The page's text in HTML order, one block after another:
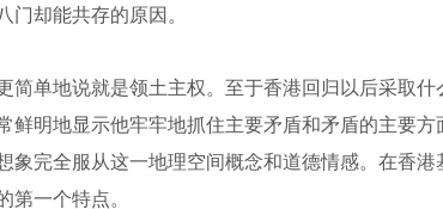
却能共存的原因。
简单地说就是领土主权。至于香港回归以后采取
明地显示他牢牢地抓住主要矛盾和矛盾的主要方
完全服从这一地理空间概念和道德情感。在香港
第一个特点。